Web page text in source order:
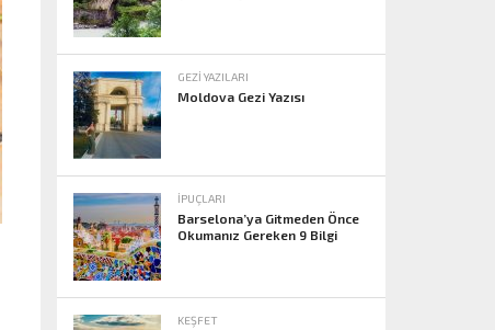
GEZI YAZILARI
Moldova Gezi Yazısı
İPUÇLARI
Barselona’ya Gitmeden Önce
Okumanız Gereken 9 Bilgi
KEŞFET